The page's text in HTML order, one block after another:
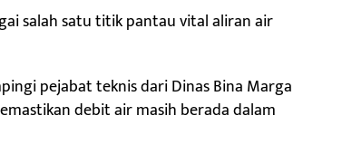
salah satu titik pantau vital aliran air
pejabat teknis dari Dinas Bina Marga
debit air masih berada dalam